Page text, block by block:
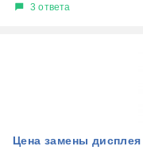
3 ответа
Цена замены дисплея